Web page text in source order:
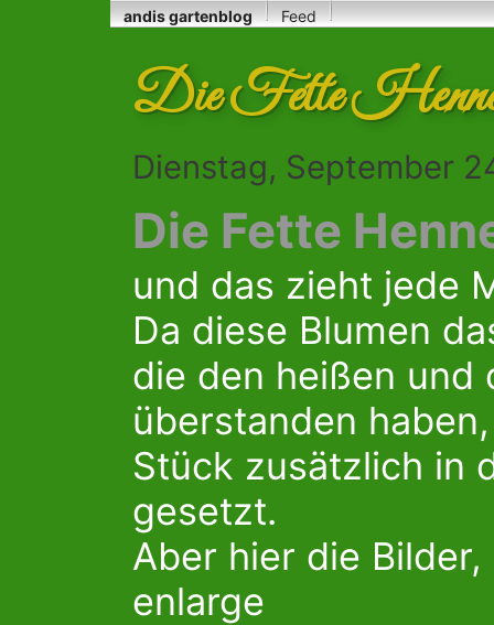
andis gartenblog Feed
Die Fette
Dienstag, September
Die Fette
und das zieht jede
Da diese Blumen
die den heißen und
überstanden
Stück zusätzlich in
gesetzt.
Aber hier die
enlarge